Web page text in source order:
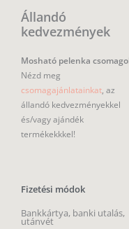
Állandó
kedvezmények
Mosható pelenka
Nézd meg
csomagajánlatainkat, az
állandó kedvezményekkel
és/vagy ajándék
termékekkkel!
Fizetési módok
Bankkártya, banki utalás,
utánvét